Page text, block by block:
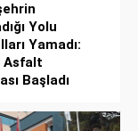
Yolu
Yamadı:
Asfalt
Başladı